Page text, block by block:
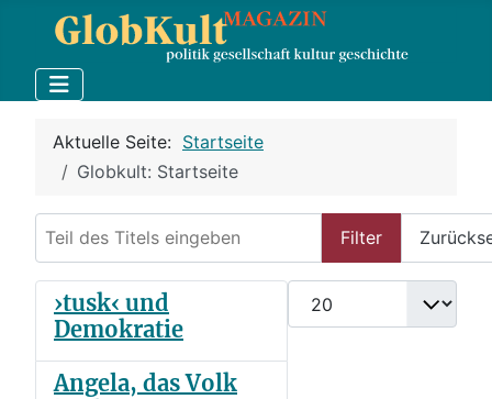
Aktuelle Seite: Startseite
Globkult: Startseite
Filter
Anzeige #
›tusk‹ und
Demokratie
Angela, das Volk